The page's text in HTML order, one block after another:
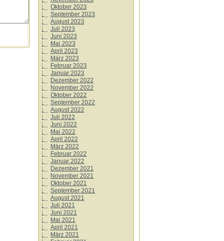
Oktober 2023
September 2023
August 2023
Juli 2023
Juni 2023
Mai 2023
April 2023
März 2023
Februar 2023
Januar 2023
Dezember 2022
November 2022
Oktober 2022
September 2022
August 2022
Juli 2022
Juni 2022
Mai 2022
April 2022
März 2022
Februar 2022
Januar 2022
Dezember 2021
November 2021
Oktober 2021
September 2021
August 2021
Juli 2021
Juni 2021
Mai 2021
April 2021
März 2021